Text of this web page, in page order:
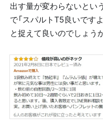
出す量が変わらないとい
で「スパルトT5良いです
と捉えて良いのでしょう